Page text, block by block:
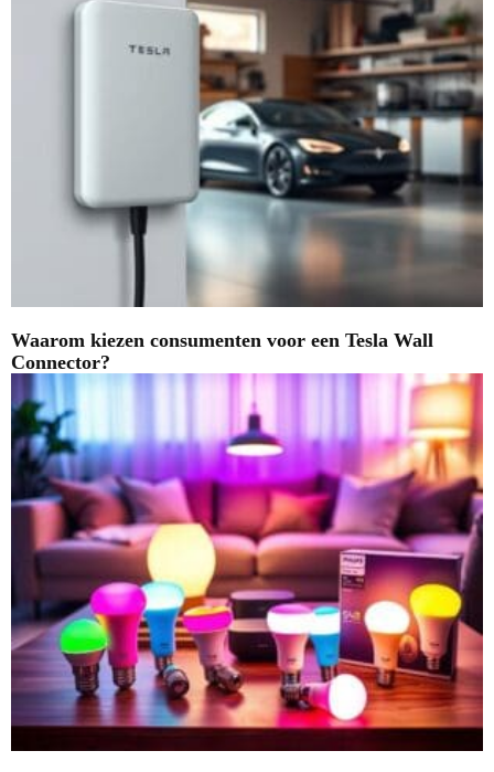
Waarom kiezen consumenten voor een Tesla Wall
Connector?